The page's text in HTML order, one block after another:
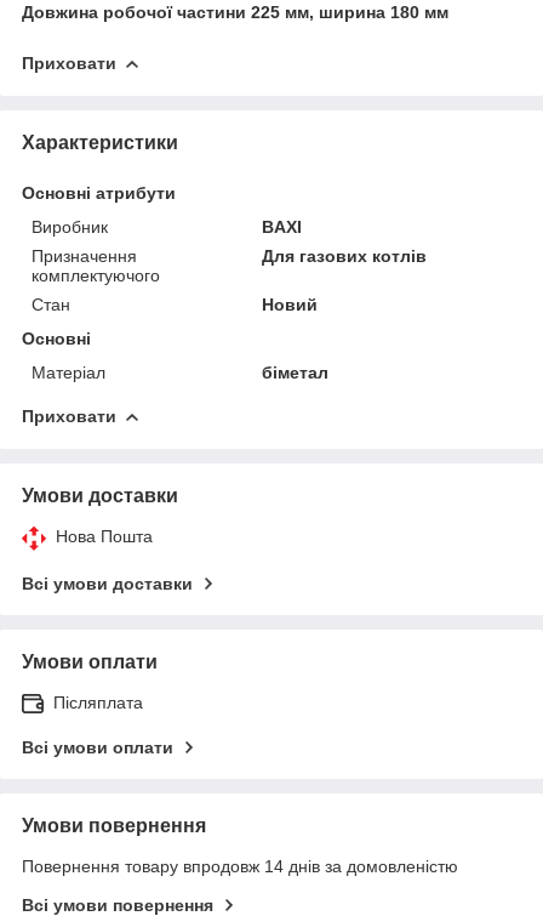
Довжина робочої частини 225 мм, ширина 180 мм
Приховати
Характеристики
Основні атрибути
Виробник
BAXI
Призначення
комплектуючого
Для газових котлів
Стан
Новий
Основні
Матеріал
біметал
Приховати
Умови доставки
Нова Пошта
Всі умови доставки
Умови оплати
Післяплата
Всі умови оплати
Умови повернення
Повернення товару впродовж 14 днів за домовленістю
Всі умови повернення